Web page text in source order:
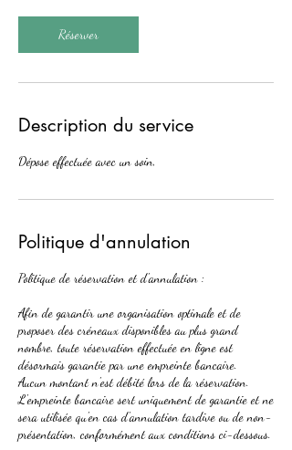
Réserver
Description du service
Dépose effectuée avec un soin,
Politique d'annulation
Politique de réservation et d'annulation :
Afin de garantir une organisation optimale et de
proposer des créneaux disponibles au plus grand
nombre, toute réservation effectuée en ligne est
désormais garantie par une empreinte bancaire.
Aucun montant n'est débité lors de la réservation.
L'empreinte bancaire sert uniquement de garantie et ne
sera utilisée qu'en cas d'annulation tardive ou de non-
présentation, conformément aux conditions ci-dessous.